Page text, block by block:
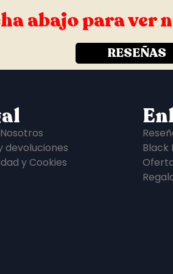
abajo para ver
RESEÑAS
devoluciones
y Cookies
Black